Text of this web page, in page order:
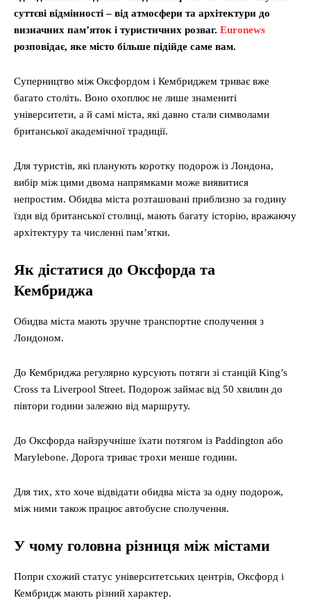
суттєві відмінності – від атмосфери та архітектури до
визначних пам’яток і туристичних розваг. Euronews
розповідає, яке місто більше підійде саме вам.
Суперництво між Оксфордом і Кембриджем триває вже
багато століть. Воно охоплює не лише знамениті
університети, а й самі міста, які давно стали символами
британської академічної традиції.
Для туристів, які планують коротку подорож із Лондона,
вибір між цими двома напрямками може виявитися
непростим. Обидва міста розташовані приблизно за годину
їзди від британської столиці, мають багату історію, вражаючу
архітектуру та численні пам’ятки.
Як дістатися до Оксфорда та
Кембриджа
Обидва міста мають зручне транспортне сполучення з
Лондоном.
До Кембриджа регулярно курсують потяги зі станцій King’s
Cross та Liverpool Street. Подорож займає від 50 хвилин до
півтори години залежно від маршруту.
До Оксфорда найзручніше їхати потягом із Paddington або
Marylebone. Дорога триває трохи менше години.
Для тих, хто хоче відвідати обидва міста за одну подорож,
між ними також працює автобусне сполучення.
У чому головна різниця між містами
Попри схожий статус університетських центрів, Оксфорд і
Кембридж мають різний характер.